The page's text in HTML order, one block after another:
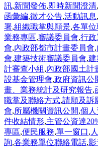
訊,新聞發佈,即時新聞澄清,
函彙編,徵才公告,活動訊息,
署,組織職掌與願景,各單
業務專區,審議委員會,行政
會,內政部都市計畫委員會,
會,建築技術審議委員會,建
計審查小組,內政部國土計
設基金管理會,政府資訊公
畫、業務統計及研究報告,
職掌及聯絡方式,請願及訴
會,所屬機關資訊公開,個
件收結情形,主管公資達
專區,便民服務,單一窗口,
詢,各業務單位聯絡電話,影